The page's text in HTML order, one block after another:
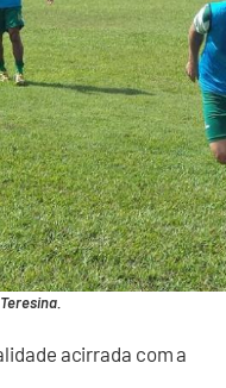
acirrada com a